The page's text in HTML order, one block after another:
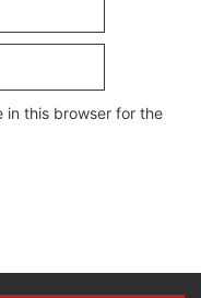
in this browser for the